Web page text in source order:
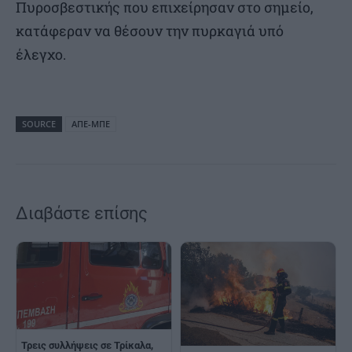
Πυροσβεστικής που επιχείρησαν στο σημείο,
κατάφεραν να θέσουν την πυρκαγιά υπό
έλεγχο.
SOURCE ΑΠΕ-ΜΠΕ
Διαβάστε επίσης
Τρεις συλλήψεις σε Τρίκαλα,